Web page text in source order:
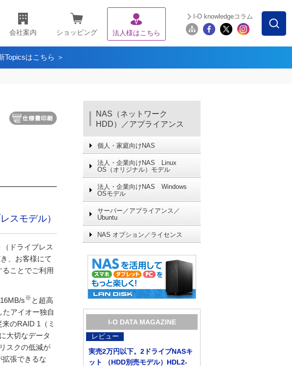
会社案内 ショッピング 法人様はこちら
I-O knowledgeコラム
Topicsはこちら ＞
スモデル）
ドライブレス
、お客様にて
ことでご利用
s ※ と超高
アイオー独自
のRAID 1（ミ
大切なデータ
スクの低減が
張できるな
NAS（ネットワーク
HDD）／アプライアンス
個人・家庭向けNAS
法人・企業向けNAS Linux
OS（オリジナル）モデル
法人・企業向けNAS Windows
OSモデル
サーバー／アプライアンス／
Ubuntu
NAS オプション／ライセンス
I-O DATA MAGAZINE
レビュー
実売2万円以下。2ドライブNASキ
ット （HDD別売モデル）HDL2-